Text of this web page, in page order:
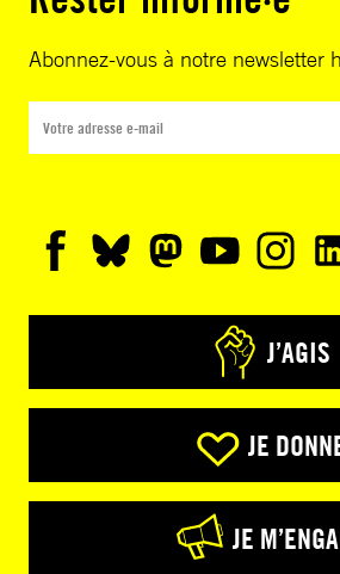
Abonnez-vous à notre newsletter
J’AGIS
JE
JE